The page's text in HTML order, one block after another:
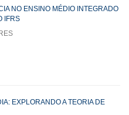
NO ENSINO MÉDIO INTEGRADO
IFRS
EXPLORANDO A TEORIA DE